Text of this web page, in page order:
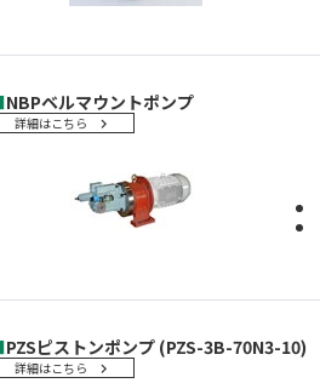
NBPベルマウントポンプ
詳細はこちら
PZSピストンポンプ (PZS-3B-70N3-10)
詳細はこちら